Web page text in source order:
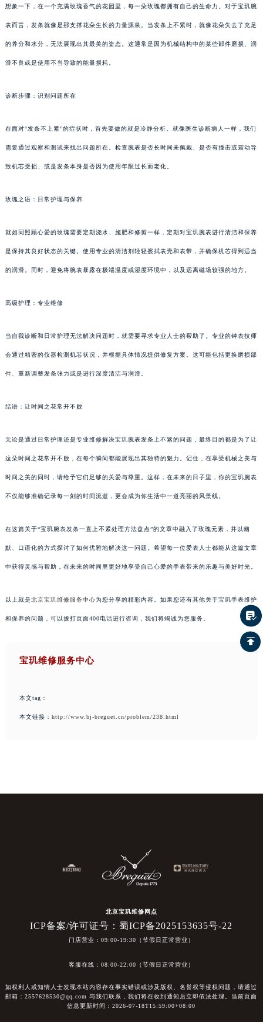
想象一下，在一个充满玫瑰香气的花园里，每一朵玫瑰都拥有自己的生命力。对于宝玑腕
表而言，发条就像是那支撑花朵生长的力量源泉。当发条上不紧时，就像花朵失去了充足
的养分和水分，无法展现出其最美的姿态。这通常是因为机械结构中的某些部件磨损、润
滑不良或是使用不当导致的能量损耗。
诊断步骤：识别问题所在
在面对“发条不上紧”的症状时，首先要做的就是冷静分析。就像医生诊断病人一样，我们
需要通过观察和测试来找出问题所在。检查腕表是否长时间未佩戴、是否有撞击或震动导
致机芯受损、或是发条本身是否因为使用年限过长而老化。
玫瑰之语：日常护理与保养
就如同照顾心爱的玫瑰需要定期浇水、施肥和修剪一样，定期对宝玑腕表进行清洁和保养
是保持其良好状态的关键。使用专业的清洁剂轻轻擦拭表壳和表带，并确保机芯得到适当
的润滑。同时，避免将腕表暴露在极端温度或湿度环境中，以及远离磁场较强的地方。
高级护理：专业维修
当自我诊断和日常护理无法解决问题时，就需要寻求专业人士的帮助了。专业的钟表技师
会通过精密的仪器检测机芯状况，并根据具体情况提供修复方案。这可能包括更换磨损部
件、重新调整发条张力或是进行深度清洁与润滑。
结语：让时间之花常开不败
无论是通过日常护理还是专业维修解决宝玑腕表发条上不紧的问题，最终目的都是为了让
这朵时间之花常开不败，在每个瞬间都能展现出其独特的魅力。记住，在享受机械之美与
时间之美的同时，请给予它们足够的关爱与尊重。这样，在未来的日子里，你的宝玑腕表
不仅能够准确记录每一刻的时间流逝，更会成为你生活中一道亮丽的风景线。
在这篇关于“宝玑腕表发条一直上不紧处理方法盘点”的文章中融入了玫瑰元素，并以幽
默、口语化的方式探讨了如何优雅地解决这一问题。希望每一位爱表人士都能从这篇文章
中获得灵感与帮助，在未来的时间里更好地享受自己心爱的手表带来的乐趣与美好时光。
以上就是北京宝玑维修服务中心为您分享的精彩内容。如果您还有其他关于宝玑手表维护
和保养的问题，可以拨打页面400电话进行咨询，我们将竭诚为您服务。
宝玑维修服务中心
本文tag：
本文链接： http://www.bj-breguet.cn/problem/238.html
北京宝玑维修网点
ICP备案/许可证号：蜀ICP备2025153635号-22
门店营业：09:00-19:30（节假日正常营业）
客服在线：08:00-22:00（节假日正常营业）
如权利人或知情人士发现本站内容存在事实错误或涉及版权、名誉权等侵权问题，请通过
邮箱：2557628530@qq.com 与我们联系，我们将在收到通知后立即依法处理。当前页面
信息更新时间：2026-07-18T15:59:00+08:00